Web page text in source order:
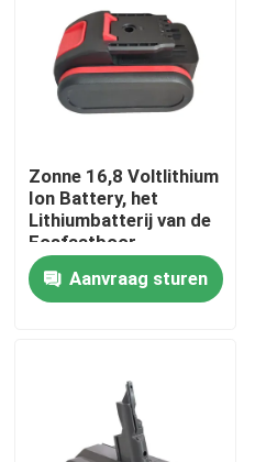
Ongeveer ons
Fabrieksreis
Kwaliteitscontrole
Contacteer ons
Lithium Ion Battery Cells
Lithium-ijzerfosfaat
Zonne 16,8 Voltlithium
Ion Battery, het
Lithiumbatterij van de
Fosfaatboor
Aanvraag sturen